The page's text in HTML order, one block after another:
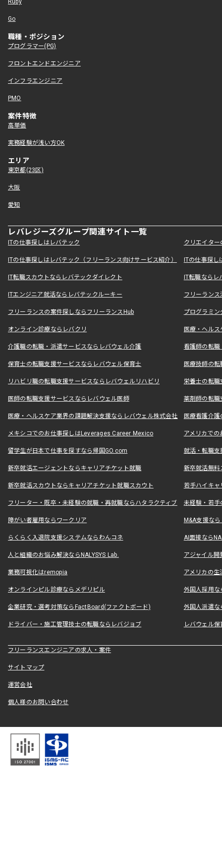
Ruby
Go
職種・ポジション
プログラマー(PG)
フロントエンドエンジニア
インフラエンジニア
PMO
案件特徴
高単価
実務経験が浅い方OK
エリア
東京都(23区)
大阪
愛知
レバレジーズグループ関連サイト一覧
ITの仕事探しはレバテック クリエイタ
ITの仕事探しはレバテック（フリーランス向けサービス紹介） ITの仕事探
IT転職スカウトならレバテックダイレクト IT転職なら
ITエンジニア就活ならレバテックルーキー フリーラン
フリーランスの案件探しならフリーランスHub プログラミ
オンライン診療ならレバクリ 医療・ヘル
介護職の転職・派遣サービスならレバウェル介護 看護師の転
保育士の転職支援サービスならレバウェル保育士 医療技師の
リハビリ職の転職支援サービスならレバウェルリハビリ 栄養士の転
医師の転職支援サービスならレバウェル医師 薬剤師の転
医療・ヘルスケア業界の課題解決支援ならレバウェル株式会社 医療看護介
メキシコでのお仕事探しはLeverages Career Mexico アメリカで
留学生が日本で仕事を探すなら帰国GO.com 就活・転職
新卒就活エージェントならキャリアチケット就職 新卒就活無料
新卒就活スカウトならキャリアチケット就職スカウト 若手ハイキ
フリーター・既卒・未経験の就職・再就職ならハタラクティブ 未経験・若手
障がい者雇用ならワークリア M&A支援な
らくらく入退院支援システムならわんコネ AI面接なら
人と組織のお悩み解決ならNALYSYS Lab. アジャイル
業務可視化はremopia アメリカの
オンラインピル診療ならメデリピル 外国人採用
企業研究・選考対策ならFactBoard(ファクトボード) 外国人派遣な
ドライバー・施工管理技士の転職ならレバジョブ レバウェル
フリーランスエンジニアの求人・案件
サイトマップ
運営会社
個人様のお問い合わせ